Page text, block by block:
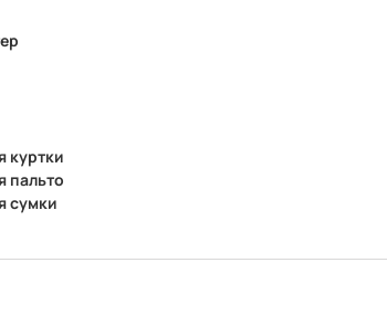
куртки
пальто
сумки